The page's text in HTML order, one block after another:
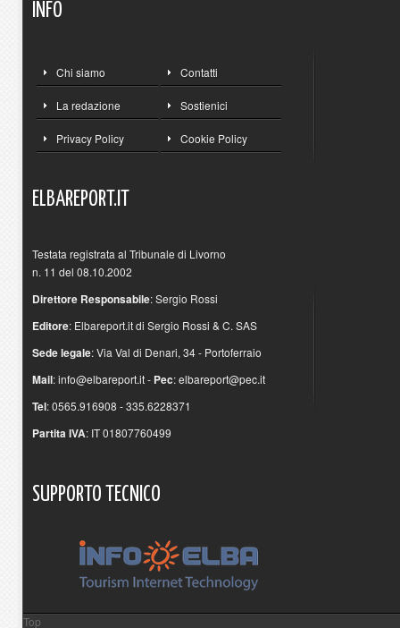
INFO
Chi siamo Contatti
La redazione Sostienici
Privacy Policy Cookie Policy
ELBAREPORT.IT
Testata registrata al Tribunale di Livorno
n. 11 del 08.10.2002
Direttore Responsabile: Sergio Rossi
Editore: Elbareport.it di Sergio Rossi & C. SAS
Sede legale: Via Val di Denari, 34 - Portoferraio
Mail:info@elbareport.it- Pec:elbareport@pec.it
Tel: 0565.916908 - 335.6228371
Partita IVA: IT 01807760499
SUPPORTO TECNICO
Top